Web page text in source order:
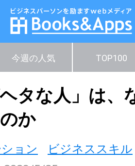
今週の人気 TOP100
ヘタな人」は、
か
ョン
ビジネススキル